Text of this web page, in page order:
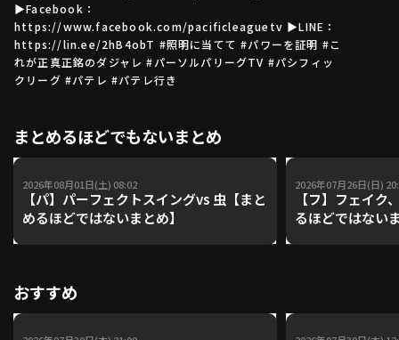
利用規約 プライバシーポリシー
運営会社（別ウィンドウで開く） よくある質問
動画を検索（選手・チーム・プレー内容…）
▶Facebook：
https://www.facebook.com/pacificleaguetv ▶LINE：
https://lin.ee/2hB4obT #照明に当てて #パワーを証明 #こ
れが正真正銘のダジャレ #パーソルパリーグTV #パシフィッ
クリーグ #パテレ #パテレ行き
まとめるほどでもないまとめ
2026年08月01日(土) 08:02
【パ】パーフェクトスイングvs 虫【まと
めるほどではないまとめ】
2026年07月26日(日)
【フ】フェイク
るほどではない
おすすめ